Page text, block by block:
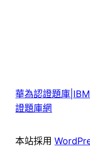
華為認證題庫
證題庫網
本站採用